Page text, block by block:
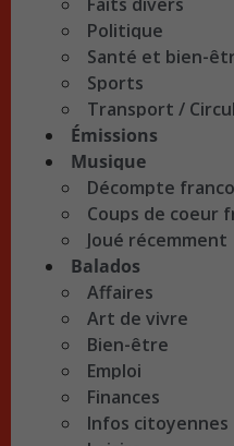
Politique
Santé et bien-
Sports
Transport /
Émissions
Musique
Décompte franco
Coups de coeur
Joué récemment
Balados
Affaires
Art de vivre
Bien-être
Emploi
Finances
Infos citoyennes